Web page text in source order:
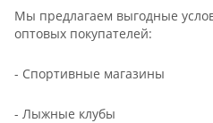
Мы предлагаем выгодные
оптовых покупателей:
- Спортивные магазины
- Лыжные клубы